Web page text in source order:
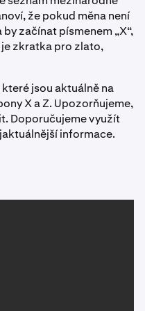
že pokud měna není
začínat písmenem „X“,
je zkratka pro zlato,
jsou aktuálně na
X a Z. Upozorňujeme,
Doporučujeme využít
informace.